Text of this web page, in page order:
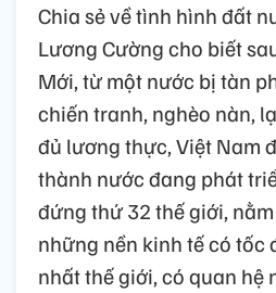
Chia sẻ về tình hình đất
Lương Cường cho biết
Mới, từ một nước bị tàn
chiến tranh, nghèo nàn,
đủ lương thực, Việt Nam
thành nước đang phát
đứng thứ 32 thế giới,
những nền kinh tế có tốc
nhất thế giới, có quan hệ